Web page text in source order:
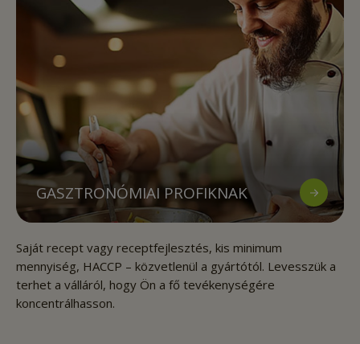
GASZTRONÓMIAI PROFIKNAK
Saját recept vagy receptfejlesztés, kis minimum
mennyiség, HACCP – közvetlenül a gyártótól. Levesszük a
terhet a válláról, hogy Ön a fő tevékenységére
koncentrálhasson.